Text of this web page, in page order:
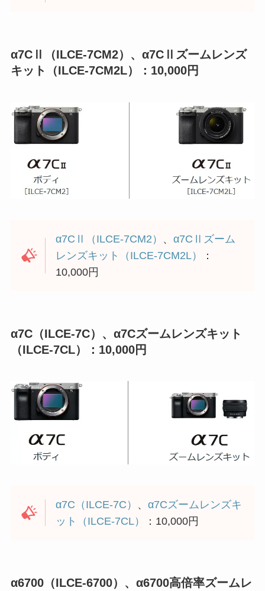
α7CⅡ（ILCE-7CM2）、α7CⅡズームレンズ
キット（ILCE-7CM2L）：10,000円
α7CⅡ（ILCE-7CM2） 、α7CⅡズーム
レンズキット（ILCE-7CM2L）
：
10,000円
α7C（ILCE-7C）、α7Cズームレンズキット
（ILCE-7CL）：10,000円
α7C（ILCE-7C） 、α7Cズームレンズキ
ット（ILCE-7CL）
：10,000円
α6700（ILCE-6700）、α6700高倍率ズームレ